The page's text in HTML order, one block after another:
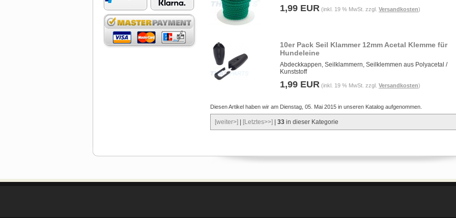
1,99 EUR (inkl. 19 % MwSt. zzgl. Versandkosten)
10er Pack Seil Klammer 12mm Acetal Klemme für
Hundeleine
Abdeckkappen, Seilklammern, Seilklemmen aus Polyacetal /
Kunststoff
1,99 EUR (inkl. 19 % MwSt. zzgl. Versandkosten)
Diesen Artikel haben wir am Dienstag, 05. Mai 2015 in unseren Katalog aufgenommen.
[weiter>] [Letztes>>] 33 in dieser Kategorie